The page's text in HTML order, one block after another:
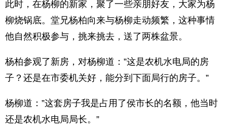
此时，在杨柳的新家，聚了一些亲朋好友，大家为杨
柳烧锅底。堂兄杨柏向来与杨柳走动频繁，这种事情
他自然积极参与，挑来挑去，送了两株盆景。
杨柏参观了新房，对杨柳道：”这是农机水电局的房
子？还是在市委机关好，能分到下面局行的房子。”
杨柳道：”这套房子我是占用了侯市长的名额，他当时
还是农机水电局局长。”